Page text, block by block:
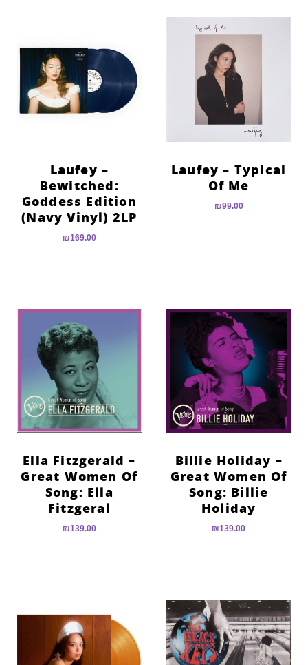
Laufey – Typical
Of Me
₪99.00
Laufey –
Bewitched:
Goddess Edition
(Navy Vinyl) 2LP
₪169.00
Billie Holiday –
Great Women Of
Song: Billie
Holiday
₪139.00
Ella Fitzgerald –
Great Women Of
Song: Ella
Fitzgeral
₪139.00